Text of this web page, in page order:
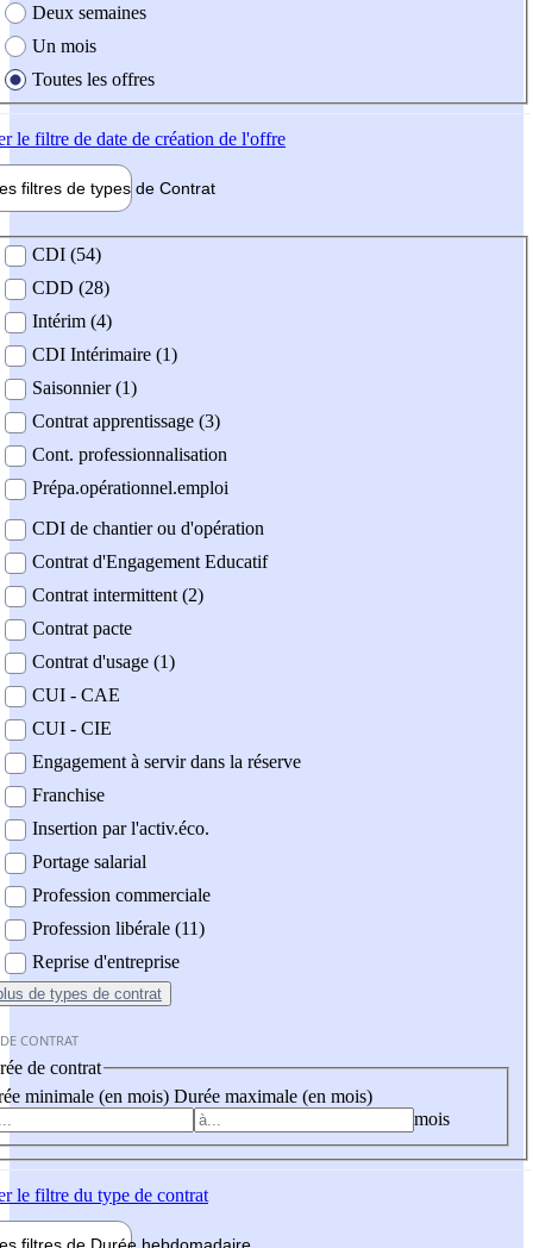
Deux semaines
Un mois
Toutes les offres
le filtre de date de création de l'offre
filtres de types de Contrat
contrat
CDI (54)
CDD (28)
Intérim (4)
CDI Intérimaire (1)
Saisonnier (1)
Contrat apprentissage (3)
Cont. professionnalisation
Prépa.opérationnel.emploi
CDI de chantier ou d'opération
Contrat d'Engagement Educatif
Contrat intermittent (2)
Contrat pacte
Contrat d'usage (1)
CUI - CAE
CUI - CIE
Engagement à servir dans la réserve
Franchise
Insertion par l'activ.éco.
Portage salarial
Profession commerciale
Profession libérale (11)
Reprise d'entreprise
de types de contrat
CONTRAT
de contrat
minimale (en mois) Durée maximale (en mois)
mois
le filtre du type de contrat
filtres de Durée hebdomadaire